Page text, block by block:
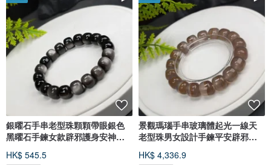
銀曜石手串老型珠顆顆帶眼銀色
黑曜石手鍊女款辟邪護身安神平
HK$ 545.5
景觀瑪瑙手串玻璃體起光一線天
老型珠男女設計手鍊平安辟邪沉
HK$ 4,336.9